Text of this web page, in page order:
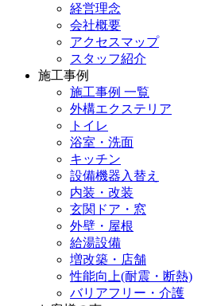
経営理念
会社概要
アクセスマップ
スタッフ紹介
施工事例
施工事例 一覧
外構エクステリア
トイレ
浴室・洗面
キッチン
設備機器入替え
内装・改装
玄関ドア・窓
外壁・屋根
給湯設備
増改築・店舗
性能向上(耐震・断熱)
バリアフリー・介護